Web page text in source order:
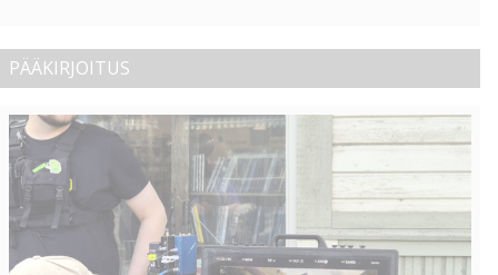
PÄÄKIRJOITUS